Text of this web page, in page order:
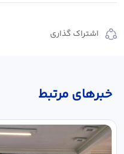
اشتراک گذاری
خبر‌های مرتبط